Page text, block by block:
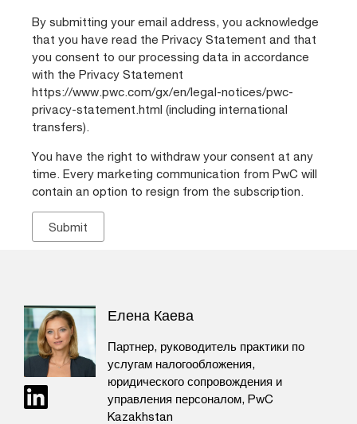
By submitting your email address, you acknowledge
that you have read the Privacy Statement and that
you consent to our processing data in accordance
with the Privacy Statement
https://www.pwc.com/gx/en/legal-notices/pwc-
privacy-statement.html (including international
transfers).
You have the right to withdraw your consent at any
time. Every marketing communication from PwC will
contain an option to resign from the subscription.
Елена Каева
Партнер, руководитель практики по
услугам налогообложения,
юридического сопровождения и
управления персоналом, PwC
Kazakhstan